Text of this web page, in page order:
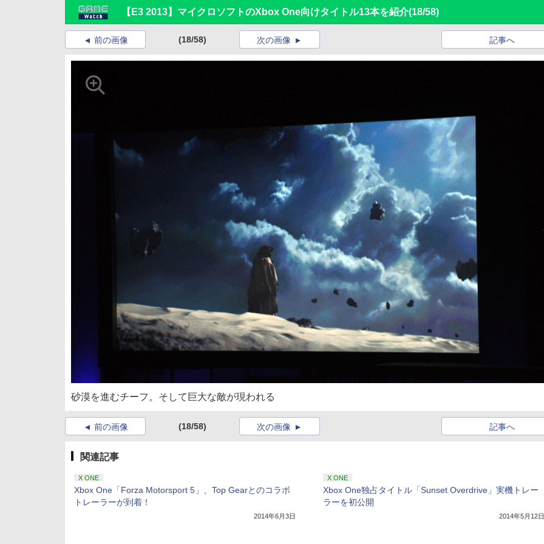
【E3 2013】マイクロソフトのXbox One向けタイトル13本を紹介(18/58)
前の画像 (18/58) 記事へ
次の画像
砂漠を進むチーフ。そして巨大な敵が現われる
前の画像 (18/58) 記事へ
次の画像
関連記事
X ONE
Xbox One「Forza Motorsport 5」、Top Gearとのコラボ
トレーラーが到着！
2014年6月3日
X ONE
Xbox One独占タイトル「Sunset Overdrive」実機トレー
ラーを初公開
2014年5月12日